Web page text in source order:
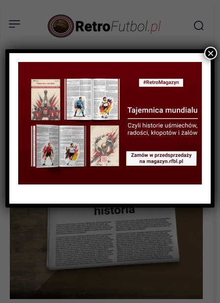
HISTORIA LIG I KLUBÓW
Złota Jedenastka: Ruch
Chorzów Grzegorza Joszko
×